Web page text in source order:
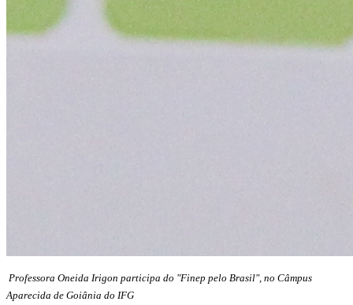
Professora Oneida Irigon participa do "Finep pelo Brasil", no Câmpus
Aparecida de Goiânia do IFG